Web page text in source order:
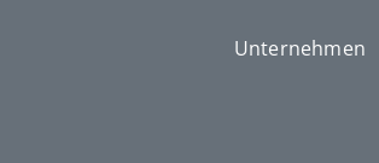
Unternehmen